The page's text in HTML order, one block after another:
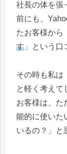
社長の体を張
前にも、
たお客様から
す 」という
その時も私は
と軽く考え
お客様は、た
能的に使いた
いるの？」と